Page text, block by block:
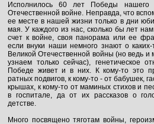
Исполнилось 60 лет Победы нашего
Отечественной войне. Неправда, что
ее месте в нашей жизни только в дни
мая. У каждого из нас, сколько бы лет
счет к войне, своя панорама или ее
если внуки наши немного знают о
Великой Отечественной войны (но ведь и
узнаем только сейчас), генетическое
Победе живет и в них. К кому-то это
ратных подвигов, к кому-то - от бабушек,
крышах, к кому-то от маминых стихов и
в госпитале, да от их рассказов о
детстве.
Много посвящено тяготам войны,